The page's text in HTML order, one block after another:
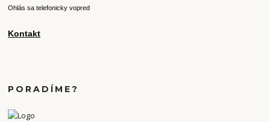
Ohlás sa telefonicky vopred
Kontakt
PORADÍME?